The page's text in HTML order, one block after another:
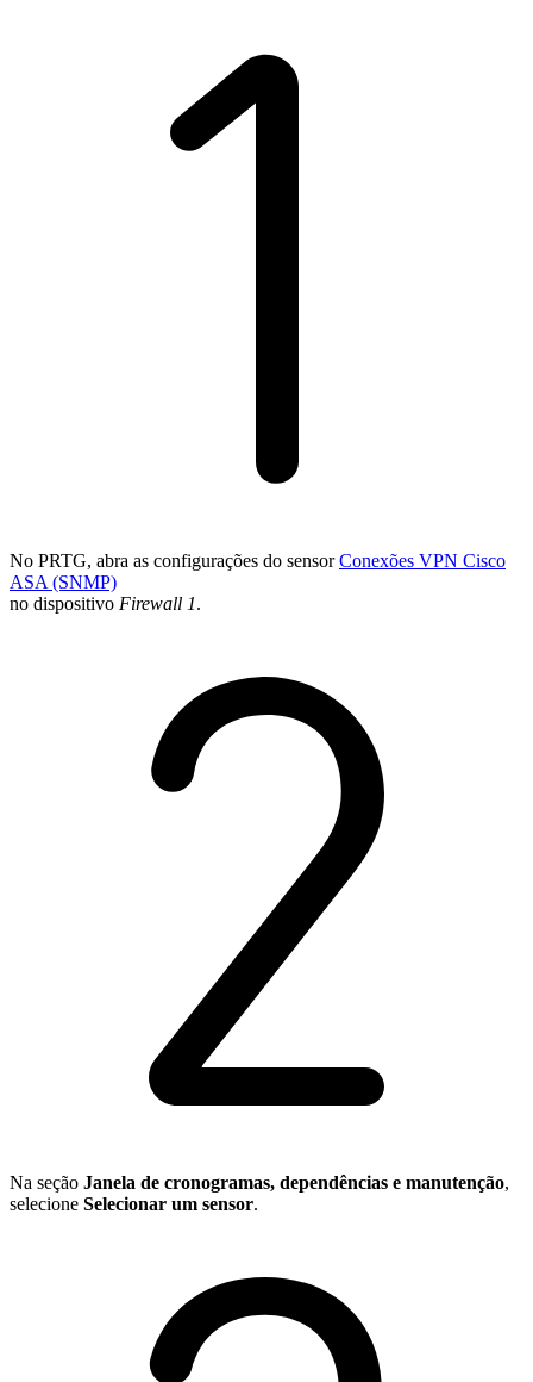
No PRTG, abra as configurações do sensorConexões VPN Cisco
ASA (SNMP)
no dispositivo Firewall 1.
Na seção Janela de cronogramas, dependências e manutenção,
selecione Selecionar um sensor.